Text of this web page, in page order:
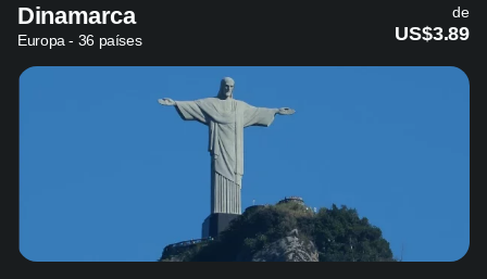
Dinamarca
Europa - 36 países
de
US$3.89